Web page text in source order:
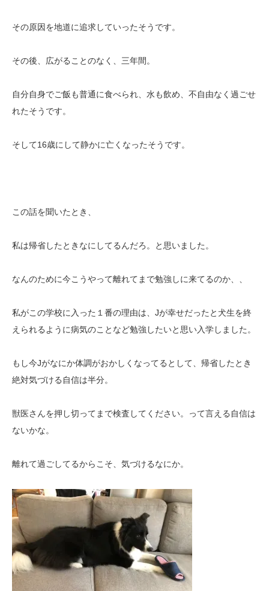
その原因を地道に追求していったそうです。
その後、広がることのなく、三年間。
自分自身でご飯も普通に食べられ、水も飲め、不自由なく過ごせ
れたそうです。
そして16歳にして静かに亡くなったそうです。
この話を聞いたとき、
私は帰省したときなにしてるんだろ。と思いました。
なんのために今こうやって離れてまで勉強しに来てるのか、、
私がこの学校に入った１番の理由は、Jが幸せだったと犬生を終
えられるように病気のことなど勉強したいと思い入学しました。
もし今Jがなにか体調がおかしくなってるとして、帰省したとき
絶対気づける自信は半分。
獣医さんを押し切ってまで検査してください。って言える自信は
ないかな。
離れて過ごしてるからこそ、気づけるなにか。